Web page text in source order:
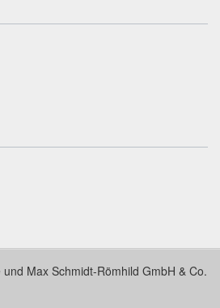
Max Schmidt-Römhild GmbH & Co.